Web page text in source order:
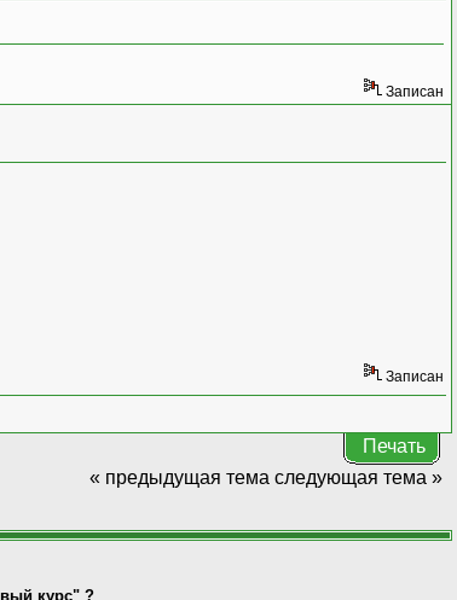
Записан
Записан
Печать
« предыдущая тема следующая тема »
курс" ?